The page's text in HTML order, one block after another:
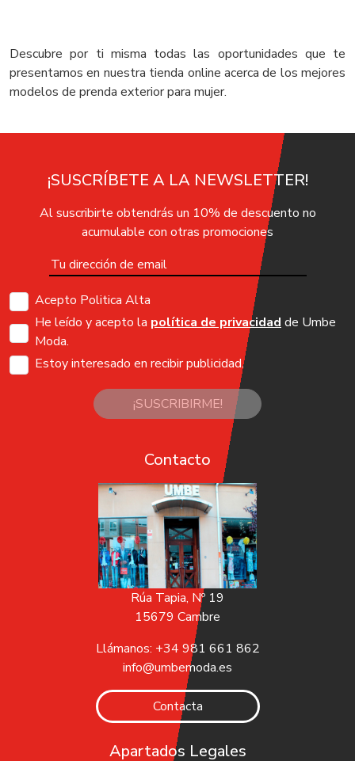
Descubre por ti misma todas las oportunidades que te
presentamos en nuestra tienda online acerca de los mejores
modelos de prenda exterior para mujer.
¡SUSCRÍBETE A LA NEWSLETTER!
Al suscribirte obtendrás un 10% de descuento no
acumulable con otras promociones
Acepto Politica Alta
He leído y acepto la política de privacidad de Umbe
Moda.
Estoy interesado en recibir publicidad.
¡SUSCRIBIRME!
Contacto
Rúa Tapia, Nº 19
15679 Cambre
Llámanos: +34 981 661 862
info@umbemoda.es
Contacta
Apartados Legales